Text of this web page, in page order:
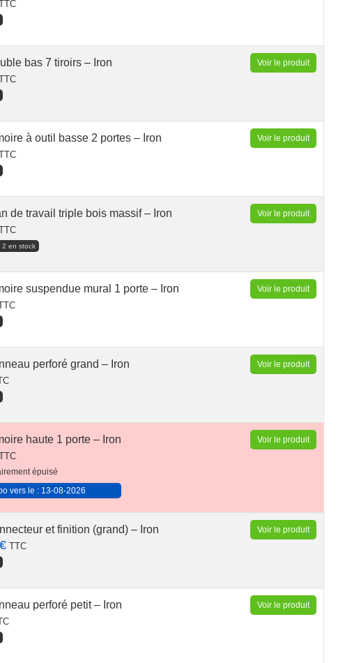
bas 7 tiroirs – Iron Voir le produit
à outil basse 2 portes – Iron Voir le produit
de travail triple bois massif – Iron
2 en stock
Voir le produit
suspendue mural 1 porte – Iron Voir le produit
perforé grand – Iron Voir le produit
haute 1 porte – Iron
épuisé
vers le : 13-08-2026
Voir le produit
et finition (grand) – Iron
€ TTC
Voir le produit
perforé petit – Iron Voir le produit